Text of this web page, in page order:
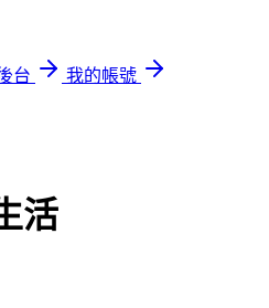
台
我的帳號
活